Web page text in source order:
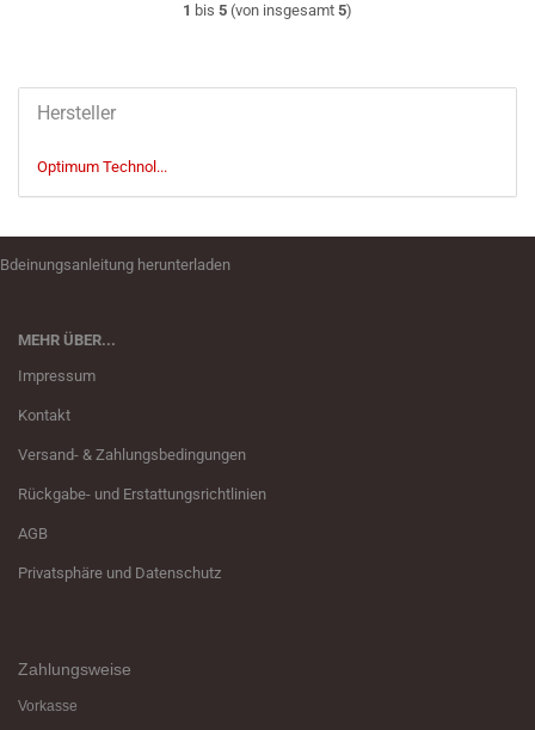
1 bis 5 (von insgesamt 5)
Hersteller
Optimum Technol...
Bdeinungsanleitung herunterladen
MEHR ÜBER...
Impressum
Kontakt
Versand- & Zahlungsbedingungen
Rückgabe- und Erstattungsrichtlinien
AGB
Privatsphäre und Datenschutz
Zahlungsweise
Vorkasse